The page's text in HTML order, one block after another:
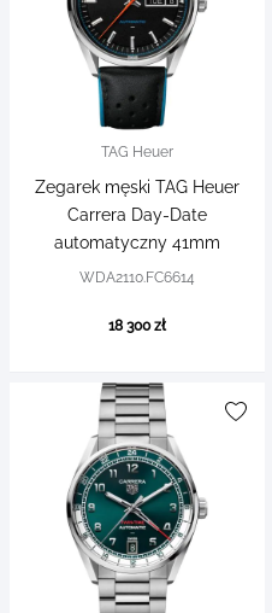
TAG Heuer
Zegarek męski TAG Heuer
Carrera Day-Date
automatyczny 41mm
WDA2110.FC6614
18 300 zł